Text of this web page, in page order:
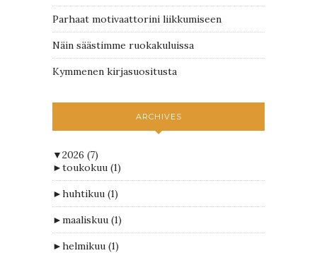
Parhaat motivaattorini liikkumiseen
Näin säästimme ruokakuluissa
Kymmenen kirjasuositusta
ARCHIVES
▼2026 (7)
►toukokuu (1)
►huhtikuu (1)
►maaliskuu (1)
►helmikuu (1)